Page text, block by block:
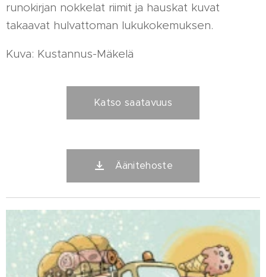
runokirjan nokkelat riimit ja hauskat kuvat
takaavat hulvattoman lukukokemuksen.
Kuva: Kustannus-Mäkelä
Katso saatavuus
Äänitehoste